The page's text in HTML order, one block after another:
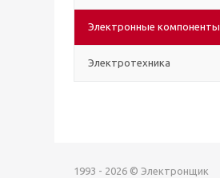
Электронные компоненты
Электротехника
1993 - 2026 © Электронщик